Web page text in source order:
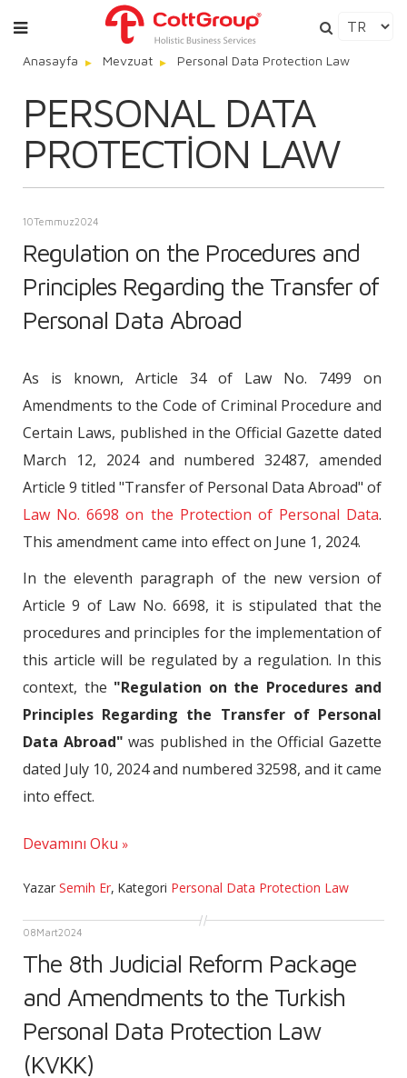
Anasayfa Mevzuat Personal Data Protection Law
PERSONAL DATA
PROTECTION LAW
10Temmuz2024
Regulation on the Procedures and
Principles Regarding the Transfer of
Personal Data Abroad
As is known, Article 34 of Law No. 7499 on
Amendments to the Code of Criminal Procedure and
Certain Laws, published in the Official Gazette dated
March 12, 2024 and numbered 32487, amended
Article 9 titled "Transfer of Personal Data Abroad" of
Law No. 6698 on the Protection of Personal Data.
This amendment came into effect on June 1, 2024.
In the eleventh paragraph of the new version of
Article 9 of Law No. 6698, it is stipulated that the
procedures and principles for the implementation of
this article will be regulated by a regulation. In this
context, the "Regulation on the Procedures and
Principles Regarding the Transfer of Personal
Data Abroad" was published in the Official Gazette
dated July 10, 2024 and numbered 32598, and it came
into effect.
Devamını Oku
Yazar Semih Er, Kategori Personal Data Protection Law
08Mart2024
The 8th Judicial Reform Package
and Amendments to the Turkish
Personal Data Protection Law
(KVKK)